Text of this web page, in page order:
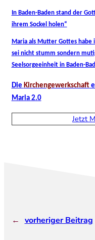
In Baden-Baden stand der
ihrem Sockel holen“
Maria als Mutter Gottes
sei nicht stumm sondern
Seelsorgeeinheit in Baden-
Die Kirchengewerkschaft
Maria 2.0
Jetzt
← vorheriger Beitrag